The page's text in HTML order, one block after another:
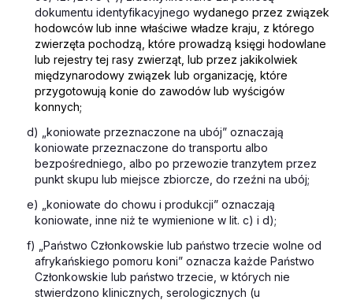
dokumentu identyfikacyjnego wydanego przez związek
hodowców lub inne właściwe władze kraju, z którego
zwierzęta pochodzą, które prowadzą księgi hodowlane
lub rejestry tej rasy zwierząt, lub przez jakikolwiek
międzynarodowy związek lub organizację, które
przygotowują konie do zawodów lub wyścigów
konnych;
d) „koniowate przeznaczone na ubój” oznaczają
koniowate przeznaczone do transportu albo
bezpośredniego, albo po przewozie tranzytem przez
punkt skupu lub miejsce zbiorcze, do rzeźni na ubój;
e) „koniowate do chowu i produkcji” oznaczają
koniowate, inne niż te wymienione w lit. c) i d);
f) „Państwo Członkowskie lub państwo trzecie wolne od
afrykańskiego pomoru koni” oznacza każde Państwo
Członkowskie lub państwo trzecie, w których nie
stwierdzono klinicznych, serologicznych (u